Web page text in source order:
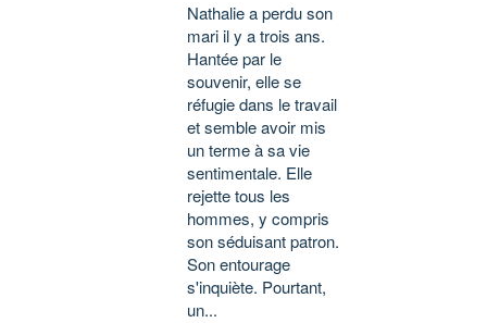
Nathalie a perdu son
mari il y a trois ans.
Hantée par le
souvenir, elle se
réfugie dans le travail
et semble avoir mis
un terme à sa vie
sentimentale. Elle
rejette tous les
hommes, y compris
son séduisant patron.
Son entourage
s'inquiète. Pourtant,
un...